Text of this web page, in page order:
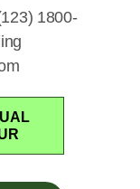
1800-